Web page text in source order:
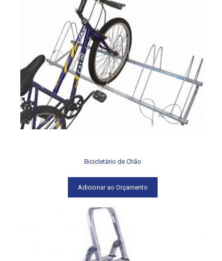
Bicicletário de Chão
Adicionar ao Orçamento